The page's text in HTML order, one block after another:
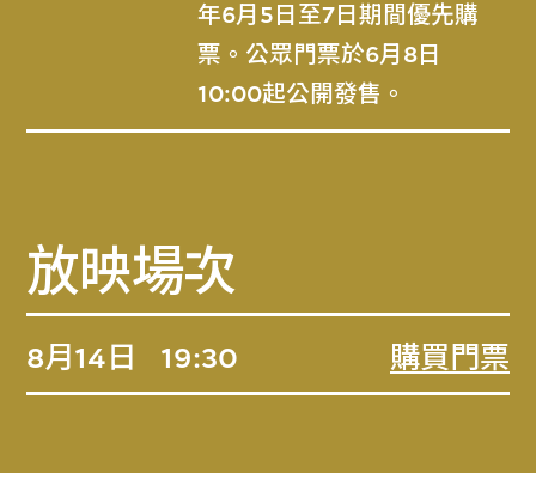
年6月5日至7日期間優先購
票。公眾門票於6月8日
10:00起公開發售。
放映場次
8月14日 19:30 購買門票